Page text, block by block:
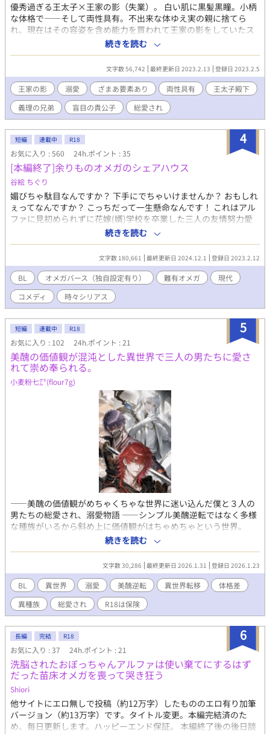
優秀過ぎる王太子×王家の影（失業）。 白い肌に黒髪黒瞳。小柄
な体格で――そして両性具有。不出来な体ゆえ実の親に捨てら
れ、現在はその容姿を含め能力を買われて王家の影をしていたス
ノウ=ホワイト。男爵令嬢として王太子にハニトラを仕掛け、婚約
者を悪役令嬢に仕向けて王太子への最終試験をしていたのだが、
王太子は見事その試練を乗り越えた。これでお役御免。学園を退
学して通常勤務に戻ろう――――――。 そう思っていたのに、婚
約者と婚約解消した王太子がぐいぐい来ます！ 王太子が身バレさ
せたせいで王家の影としてやっていけなくなり、『男子生徒』と
して学園に通うスノウとそんなスノウを妃にしたくてつきまとう
王太子ジョエルの物語。 ☆本編終了後にいちゃいちゃと別カップ
ル話続きます。 ☆エンディングはお兄ちゃんのおまけ＋２ルート
です。
続きを読む
文字数 56,742 最終更新日 2023.2.13 登録日 2023.2.5
王家の影 溺愛 ざまあ要素あり 両性具有
王太子殿下
義理の兄弟
盲目の貴公子 総愛され
4
短編 連載中 R18
お気に入り : 560 24h.ポイント : 35
[本編終了]余りものオメガのシェアハウス
谷絵 ちぐり
媚びちゃ駄目なんですか？ 下手にでちゃいけませんか？ おもしれ
ぇってなんですか？ こっちだって一生懸命なんです！ これはアル
ファに見初められずに花嫁(婿)学校を卒業した三人の友情努力愛
の婚活物語である。 ※ゆるっと設定です ※地名や店名などは架空
(と作者が思ってる)ものです ※他の道シリーズと同じ世界線です
→これだけでも読めます ※加筆修正版をムーンライトノベルズに
掲載しています。
続きを読む
文字数 180,661 最終更新日 2024.12.1 登録日 2023.2.12
BL オメガバース（独自設定有り） 難有オメガ
現代
コメディ
時々シリアス
5
短編 連載中 R18
お気に入り : 102 24h.ポイント : 21
美醜の価値観が混沌とした異世界で三人の男たちに愛さ
れて崇め奉られる。
小麦粉七㌘(flour7g)
――美醜の価値観がめちゃくちゃな世界に迷い込んだ僕と３人の
男たちの総愛され、溺愛物語 ――シンプル美醜逆転ではなく多様
な種族がいるから斜め上に価値観がはちゃめちゃという世界。
三人の男たちはそれぞれに何かしら不遇。 《僕》 ごく普通の学園
から異世界に転移した。 ごく普通な一般人。 小柄（150cm)、細
身の体格。 この世界では高級娼年のような見目として扱われる。
（クルチザンヌ男性版のようなイメージですが） 没入感のため
に、あえて年齢や外見は明示していません。 ― 1.グラウス リー
ダー役ランサー、赤髪のウルフカットが野性的、大楯と大槍使
い。 筋骨隆々の分厚い胸板を持つ大男。 垂れ目がちな緑の瞳、成
熟していて頼り甲斐と包容力に父性が混ざる。 彼はこの世界では
野暮ったく威圧感に溢れていると恐れられているようだ。 ― 2.ゼ
ンジ 参謀役ローグ、黒髪の金の瞳の青年。 侍のような凛とした
佇まい、礼儀正しい。 旅慣れている、達観と諦めが混ざったよう
な態度で世慣れしている。 彼はこの世界では整っていない、裏稼
業や汚れ仕事に慣れすぎて敬遠されているようだ。 ― 3.ディアロ
ス 魔導士ソーサラー、長い銀髪、青い瞳。 青白い肌に冷淡な口
調。だけど、極めて独占欲が強く、極めて執着心も強い。 ツンデ
レ、クーデレ、ヤンデレ全部盛り。 彼は過去の苦しみから自らの
見目について重いコンプレックスや悩みを抱えているようだ。
続きを読む
文字数 30,286 最終更新日 2026.1.31 登録日 2026.1.23
BL 異世界 溺愛 美醜逆転 異世界転移
体格差
異種族
総愛され R18は保険
6
長編 完結 R18
お気に入り : 37 24h.ポイント : 21
洗脳されたおぼっちゃんアルファは使い棄てにするはず
だった苗床オメガを喪って哭き狂う
Shiori
他サイトにエロ無しで投稿（約12万字）したもののエロ有り加筆
バージョン（約13万字）です。タイトル変更。本編完結済のた
め、毎日更新します。ハッピーエンド保証。 本編終了後の後日談